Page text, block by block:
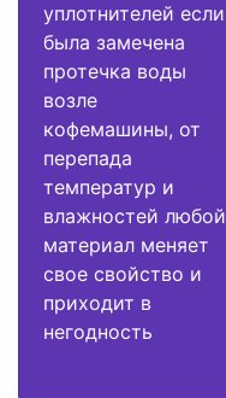
уплотнителей если
была замечена
протечка воды
возле
кофемашины, от
перепада
температур и
влажностей любой
материал меняет
свое свойство и
приходит в
негодность